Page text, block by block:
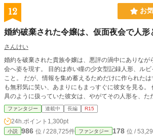
12 お
婚約破棄された令嬢は、仮面夜会で人形
さんけい
婚約を破棄された貴族令嬢は、悪評の渦中にありなが
会へ姿を現す。 目的は赤い瞳の少女型記録人形、ル
こと。 だが、情報を集め蓄えるためだけに作られた
も無邪気に笑い、あまりにもまっすぐに彼女を見る。
具のように扱っていた彼女は、やがてその人形を、た
っていく―― ※今回はAI「補助」作品です。旧作品の舞台設定の見直しなどをG
PTに手伝ってもらいました。 ……たぶん、2話目の
ら読む方が入りやすい…… と…… 思います……
ファンタジー 連載中 長編 R15
24h.ポイント 1,300pt
小説 986 位 / 228,725件 ファンタジー 178 位 /